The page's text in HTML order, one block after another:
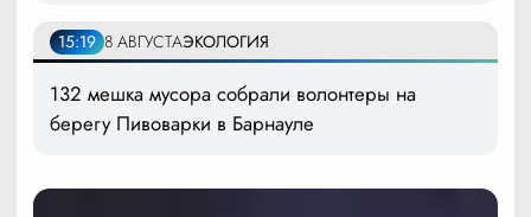
15:19 8 АВГУСТАЭКОЛОГИЯ
132 мешка мусора собрали волонтеры на
берегу Пивоварки в Барнауле